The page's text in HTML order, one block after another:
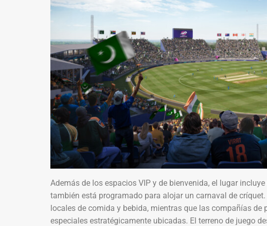
Además de los espacios VIP y de bienvenida, el lugar
también está programado para alojar un carnaval de
locales de comida y bebida, mientras que las compañías
especiales estratégicamente ubicadas. El terreno de juego